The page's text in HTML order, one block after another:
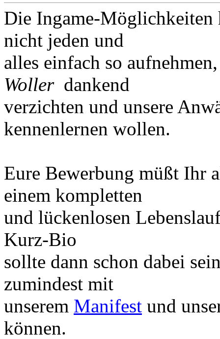
Die Ingame-
nicht jeden und
alles einfach so
Wollerdankend
verzichten und unsere
kennenlernen wollen.
Eure Bewerbung müßt Ihr
einem kompletten
und lückenlosen
Kurz-Bio
sollte dann schon dabei
zumindest mit
unserem Manifest und
können.